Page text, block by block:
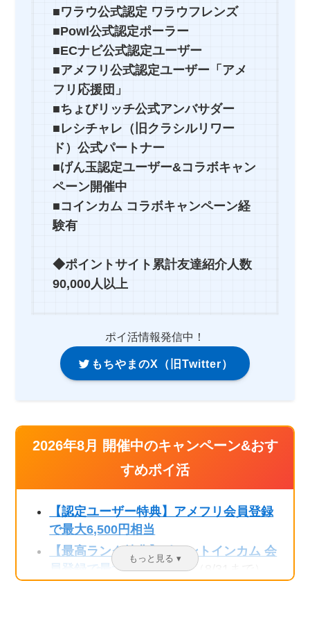
■ワラウ公式認定 ワラウフレンズ
■Powl公式認定ポーラー
■ECナビ公式認定ユーザー
■アメフリ公式認定ユーザー「アメ
フリ応援団」
■ちょびリッチ公式アンバサダー
■レシチャレ（旧クラシルリワー
ド）公式パートナー
■げん玉認定ユーザー&コラボキャン
ペーン開催中
■コインカム コラボキャンペーン経
験有
◆ポイントサイト累計友達紹介人数
90,000人以上
ポイ活情報発信中！
もちやまのX（旧Twitter）
2026年8月 開催中のキャンペーン&おす
すめポイ活
【認定ユーザー特典】アメフリ会員登録
で最大6,500円相当
【最高ランク特典】ポイントインカム 会
員登録で最大3,220円相当（8/31まで）